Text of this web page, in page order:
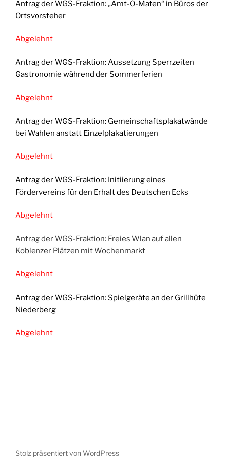
Antrag der WGS-Fraktion: „Amt-O-Maten“ in Büros der
Ortsvorsteher
Abgelehnt
Antrag der WGS-Fraktion: Aussetzung Sperrzeiten
Gastronomie während der Sommerferien
Abgelehnt
Antrag der WGS-Fraktion: Gemeinschaftsplakatwände
bei Wahlen anstatt Einzelplakatierungen
Abgelehnt
Antrag der WGS-Fraktion: Initiierung eines
Fördervereins für den Erhalt des Deutschen Ecks
Abgelehnt
Antrag der WGS-Fraktion: Freies Wlan auf allen
Koblenzer Plätzen mit Wochenmarkt
Abgelehnt
Antrag der WGS-Fraktion: Spielgeräte an der Grillhüte
Niederberg
Abgelehnt
Stolz präsentiert von WordPress